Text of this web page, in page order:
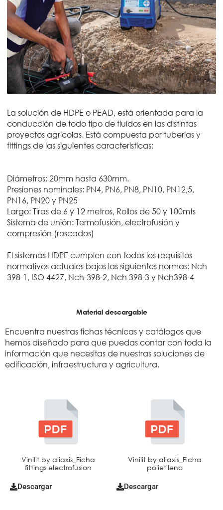
La solución de HDPE o PEAD, está orientada para la
conducción de todo tipo de fluidos en las distintas
proyectos agrícolas. Está compuesta por tuberías y
fittings de las siguientes caracteristicas:
Diámetros: 20mm hasta 630mm.
Presiones nominales: PN4, PN6, PN8, PN10, PN12,5,
PN16, PN20 y PN25
Largo: Tiras de 6 y 12 metros, Rollos de 50 y 100mts
Sistema de unión: Termofusión, electrofusión y
compresión (roscados)
El sistemas HDPE cumplen con todos los requisitos
normativos actuales bajos las siguientes normas: Nch
398-1, ISO 4427, Nch-398-2, Nch 398-3 y Nch398-4
Material descargable
Encuentra nuestras fichas técnicas y catálogos que
hemos diseñado para que puedas contar con toda la
información que necesitas de nuestras soluciones de
edificación, infraestructura y agricultura.
Vinilit by aliaxis_Ficha
fittings electrofusion
Descargar
Vinilit by aliaxis_Ficha
polietileno
Descargar